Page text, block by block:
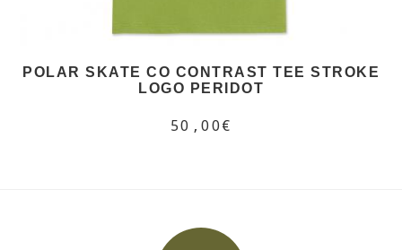
POLAR SKATE CO CONTRAST TEE STROKE
LOGO PERIDOT
50,00€